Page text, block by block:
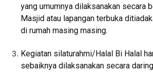
yang umumnya dilaksanakan secara
Masjid atau lapangan terbuka
di rumah masing masing.
Kegiatan silaturahmi/Halal Bi Halal
sebaiknya dilaksanakan secara